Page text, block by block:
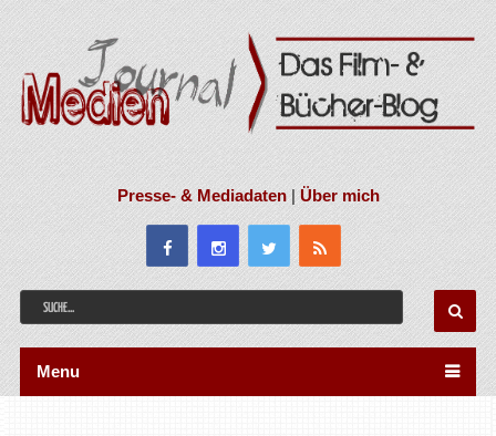
Presse- & Mediadaten|Über mich
Menu